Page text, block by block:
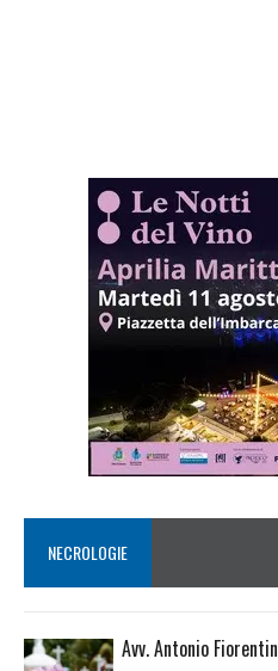
NECROLOGIE
Avv. Antonio Fiorentin